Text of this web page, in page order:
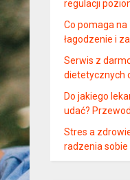
regulacji
Co pomaga
łagodzenie i
Serwis z
dietetycznych
Do jakiego
udać?
Stres a
radzenia sobie